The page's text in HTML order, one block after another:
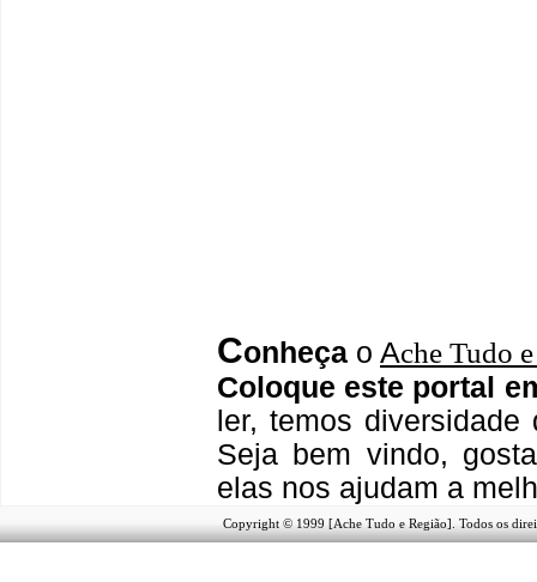
Conheça o Ache Tudo
Coloque este portal
ler, temos diversidade
Seja bem vindo, g
elas nos ajudam a
Copyright © 1999 [Ache Tudo e Região]. Todos os